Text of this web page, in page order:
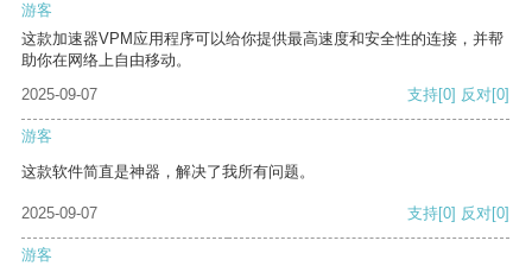
游客
这款加速器VPM应用程序可以给你提供最高速度和安全性的连接，并帮
助你在网络上自由移动。
2025-09-07
支持[0] 反对[0]
游客
这款软件简直是神器，解决了我所有问题。
2025-09-07 支持[0] 反对[0]
游客